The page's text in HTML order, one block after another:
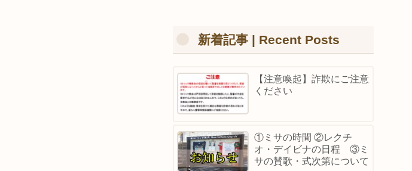
新着記事 | Recent Posts
【注意喚起】詐欺にご注意
ください
①ミサの時間 ②レクチ
オ・デイビナの日程 ③ミ
サの賛歌・式次第について